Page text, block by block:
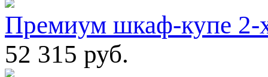
Премиум шкаф-купе
52 315 руб.